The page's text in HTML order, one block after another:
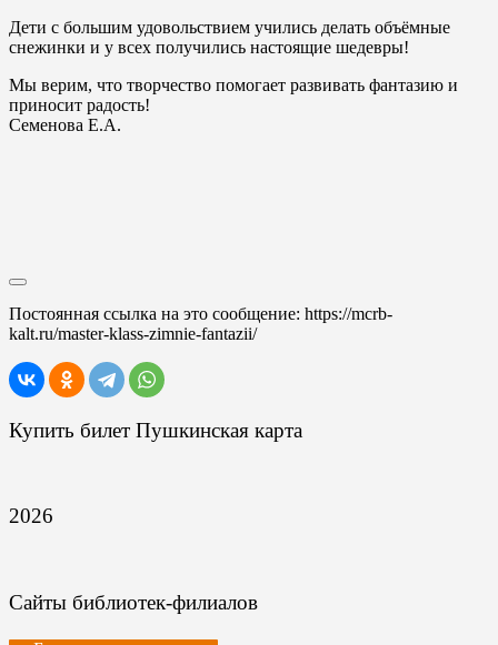
Дети с большим удовольствием учились делать объёмные
снежинки и у всех получились настоящие шедевры!
Мы верим, что творчество помогает развивать фантазию и
приносит радость!
Семенова Е.А.
Постоянная ссылка на это сообщение: https://mcrb-
kalt.ru/master-klass-zimnie-fantazii/
Купить билет Пушкинская карта
2026
Сайты библиотек-филиалов